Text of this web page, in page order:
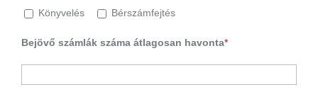
Könyvelés Bérszámfejtés
Bejövő számlák száma átlagosan havonta*